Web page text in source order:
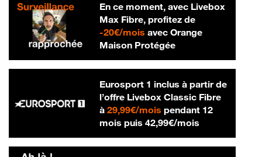
En ce moment, avec Livebox
Max Fibre, profitez de
-20€/mois20 € par mois
avec Orange
Maison Protégée
Eurosport 1 inclus à partir de
l’offre Livebox Classic Fibre
à 29,99€/mois29,99 € par mois
pendant 12
mois puis 42,99€/mois42,99 € par